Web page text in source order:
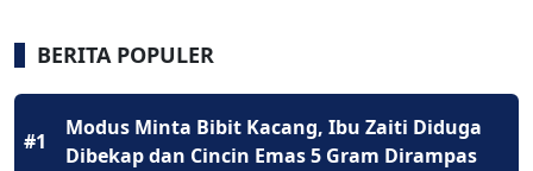
BERITA POPULER
#1
Modus Minta Bibit Kacang, Ibu Zaiti Diduga
Dibekap dan Cincin Emas 5 Gram Dirampas